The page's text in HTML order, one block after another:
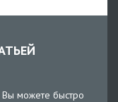
Вы можете быстро